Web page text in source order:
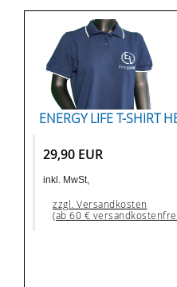
ENERGY LIFE T-SHIRT
29,90 EUR
inkl. MwSt,
zzgl. Versandkosten
(ab 60 €